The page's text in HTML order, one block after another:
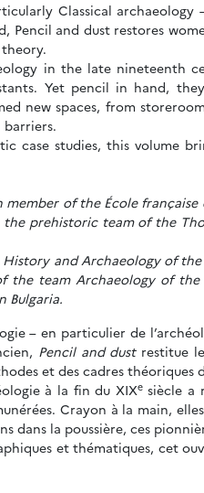
Classical
Pencil and dust restores
in the late nineteenth
Yet pencil in hand,
new spaces, from
case studies, this volume
member of the École
prehistoric team of the
History and Archaeology of
the team Archaeology of
Bulgaria.
– en particulier de
Pencil and dustrestitue
et des cadres théoriques
à la fin du XIXesiècle a
Crayon à la main,
dans la poussière, ces
et thématiques, cet